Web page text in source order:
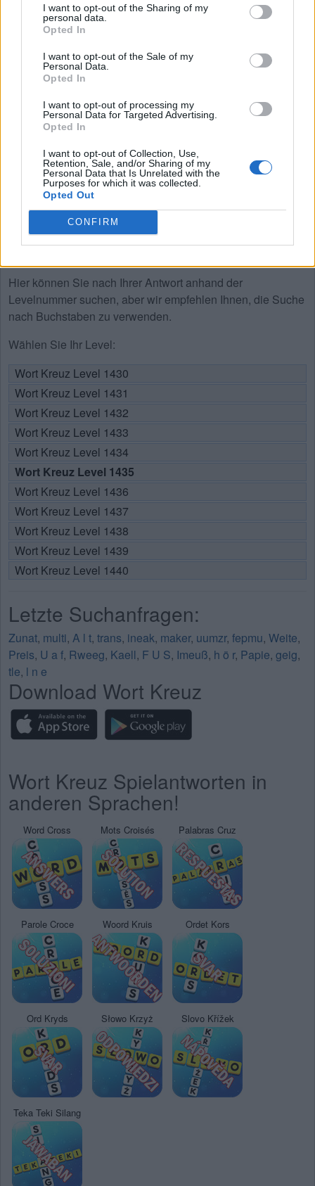
I want to opt-out of the Sharing of my
personal data.
Opted In
I want to opt-out of the Sale of my
Personal Data.
Opted In
I want to opt-out of processing my
Personal Data for Targeted Advertising.
Opted In
I want to opt-out of Collection, Use,
Retention, Sale, and/or Sharing of my
Personal Data that Is Unrelated with the
Purposes for which it was collected.
Opted Out
CONFIRM
Bonusworte:
E
M
E
N
O
M
N
D
O M
SUCHE NACH WEITEREN
ANTWORTEN
Hier können Sie nach Ihrer Antwort anhand der
Levelnummer suchen, aber wir empfehlen Ihnen, die Suche
nach Buchstaben zu verwenden.
Wählen Sie Ihr Level:
Wort Kreuz Level 1430
Wort Kreuz Level 1431
Wort Kreuz Level 1432
Wort Kreuz Level 1433
Wort Kreuz Level 1434
Wort Kreuz Level 1435
Wort Kreuz Level 1436
Wort Kreuz Level 1437
Wort Kreuz Level 1438
Wort Kreuz Level 1439
Wort Kreuz Level 1440
Letzte Suchanfragen:
Zunat, multi, A l t, trans, ineak, maker, uumzr, fepmu, Weite,
Preis, U a f, Rweeg, Kaell, F U S, Imeuß, h ö r, Papie, geig,
tle, l n e
Download Wort Kreuz
Wort Kreuz Spielantworten in
anderen Sprachen!
Word Cross Mots Croisés Palabras Cruz
Parole Croce Woord Kruis Ordet Kors
Ord Kryds Słowo Krzyż Slovo Křížek
Teka Teki Silang